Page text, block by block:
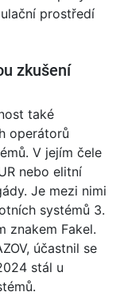
prostředí
zkušení
také
operátorů
V jejím čele
nebo elitní
Je mezi nimi
systémů 3.
znakem Fakel.
účastnil se
stál u